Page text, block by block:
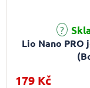
Lio Nano
179 Kč